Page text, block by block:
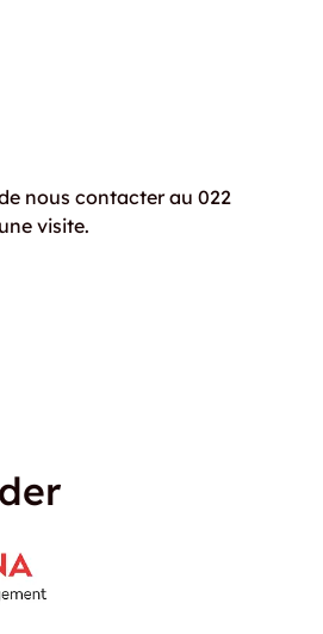
nous contacter au 022
visite.